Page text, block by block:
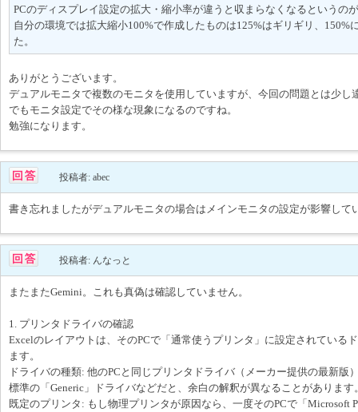
PCのディスプレイ設定の拡大・縮小率が違うと収まらなくなるというの
自分の環境では拡大縮小100%で作成したものは125%はギリギリ、150%
た。
ありがとうございます。
デュアルモニタで複数のモニタを使用していますが、今回の問題とは少し
でもモニタ設定でその様な現象になるのですね。
勉強になります。
投稿者: abec
書き忘れましたがデュアルモニタの場合はメインモニタの設定が影響して
投稿者: んなっと
またまたGemini。これも真偽は確認していません。
1. プリンタドライバの確認
Excelのレイアウトは、そのPCで「通常使うプリンタ」に設定されている
ます。
ドライバの種類: 他のPCと同じプリンタドライバ（メーカー提供の最新版
標準の「Generic」ドライバなどだと、余白の解釈が異なることがあります
既定のプリンタ: もし物理プリンタが原因なら、一度そのPCで「Microsoft